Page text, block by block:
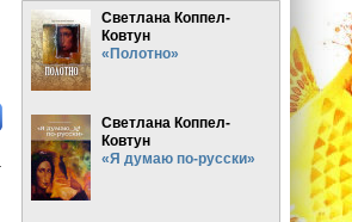
Светлана Коппел-
Ковтун
«Полотно»
Светлана Коппел-
Ковтун
«Я думаю по-русски»